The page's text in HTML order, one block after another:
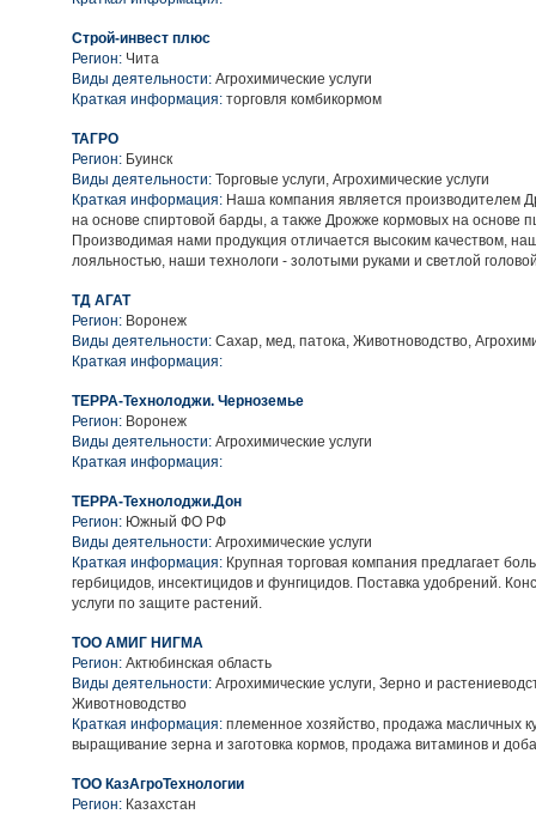
Строй-инвест плюс
Регион: Чита
Виды деятельности: Агрохимические услуги
Краткая информация: торговля комбикормом
ТАГРО
Регион: Буинск
Виды деятельности: Торговые услуги, Агрохимические услуги
Краткая информация: Наша компания является производителем
на основе спиртовой барды, а также Дрожже кормовых на основе
Производимая нами продукция отличается высоким качеством,
лояльностью, наши технологи - золотыми руками и светлой
ТД АГАТ
Регион: Воронеж
Виды деятельности: Сахар, мед, патока, Животноводство,
Краткая информация:
ТЕРРА-Технолоджи. Черноземье
Регион: Воронеж
Виды деятельности: Агрохимические услуги
Краткая информация:
ТЕРРА-Технолоджи.Дон
Регион: Южный ФО РФ
Виды деятельности: Агрохимические услуги
Краткая информация: Крупная торговая компания предлагает
гербицидов, инсектицидов и фунгицидов. Поставка удобрений.
услуги по защите растений.
ТОО АМИГ НИГМА
Регион: Актюбинская область
Виды деятельности: Агрохимические услуги, Зерно и
Животноводство
Краткая информация: племенное хозяйство, продажа масличных
выращивание зерна и заготовка кормов, продажа витаминов и
ТОО КазАгроТехнологии
Регион: Казахстан